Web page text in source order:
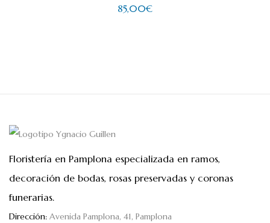
85,00€
Floristería en Pamplona especializada en ramos,
decoración de bodas, rosas preservadas y coronas
funerarias.
Dirección: Avenida Pamplona, 41, Pamplona